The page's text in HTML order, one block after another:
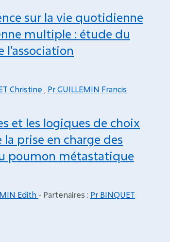
sur la vie quotidienne
multiple : étude du
Christine Pr GUILLEMIN Francis
et les logiques de choix
prise en charge des
poumon métastatique
Edith - Partenaires : Pr BINQUET